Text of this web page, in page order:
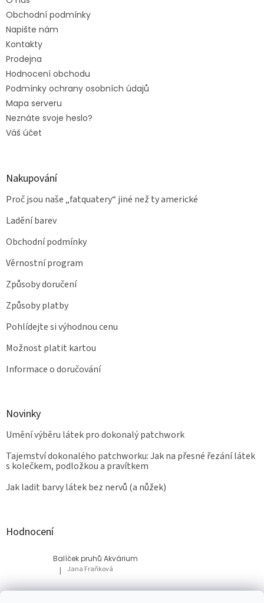
Obchodní podmínky
Napište nám
Kontakty
Prodejna
Hodnocení obchodu
Podmínky ochrany osobních údajů
Mapa serveru
Neznáte svoje heslo?
Váš účet
Nakupování
Proč jsou naše „fatquatery“ jiné než ty americké
Ladění barev
Obchodní podmínky
Věrnostní program
Způsoby doručení
Způsoby platby
Pohlídejte si výhodnou cenu
Možnost platit kartou
Informace o doručování
Novinky
Umění výběru látek pro dokonalý patchwork
Tajemství dokonalého patchworku: Jak na přesné řezání látek
s kolečkem, podložkou a pravítkem
Jak ladit barvy látek bez nervů (a nůžek)
Hodnocení
Balíček pruhů Akvárium
Hodnocení produktu je 5 z 5 hvězdiček.
| Jana Fraňková